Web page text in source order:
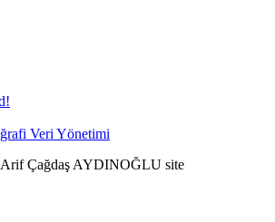
Veri Yönetimi
Arif Çağdaş AYDINOĞLU site